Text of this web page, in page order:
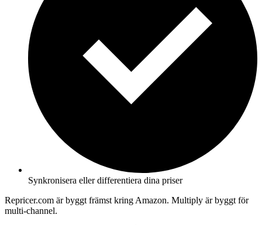
Synkronisera eller differentiera dina priser
Repricer.com är byggt främst kring Amazon. Multiply är byggt för
multi-channel.